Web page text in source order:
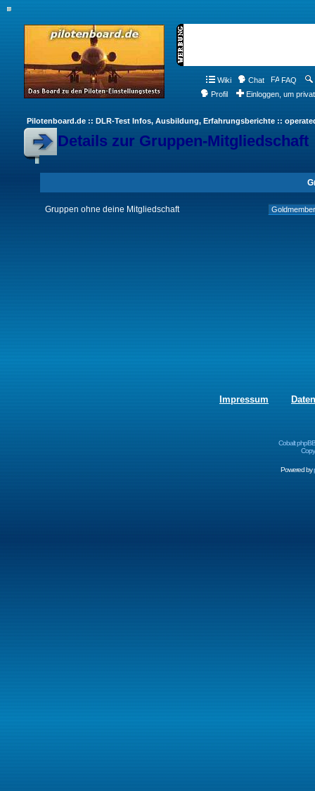
Wiki Chat FAQ
Profil
Einloggen, um
Pilotenboard.de :: DLR-Test Infos, Ausbildung, Erfahrungsberichte ::
Details zur Gruppen-Mitgliedschaft
Gruppen ohne deine Mitgliedschaft
Impressum
Cobalt
Powered by